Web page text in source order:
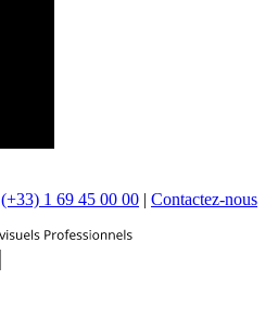
(+33) 1 69 45 00 00 | Contactez-nous